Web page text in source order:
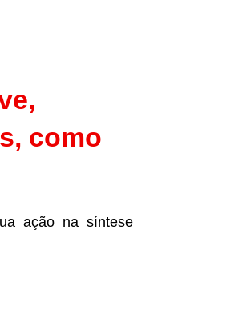
como
ação na síntese